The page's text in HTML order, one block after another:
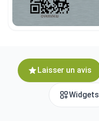
Laisser un avis
Widgets